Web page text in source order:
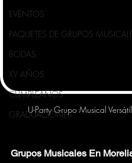
EVENTOS
PAQUETES DE GRUPOS
BODAS
XV AÑOS
CUMPLEAÑOS
GRADUACIONES
U-Party Grupo Musical
Grupos Musicales En